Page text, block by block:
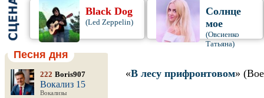
Black Dog
(Led Zeppelin)
Солнце
мое
(Овсиенко
Татьяна)
Песня дня
222 Boris907
Вокализ 15
Вокализы
«В лесу прифронтовом»